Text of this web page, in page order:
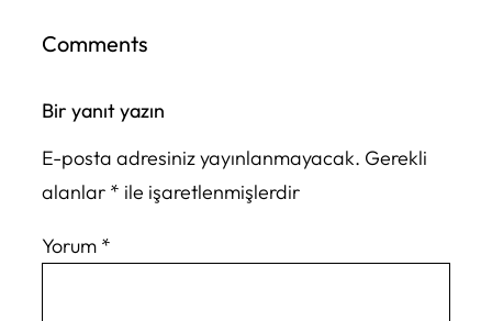
Comments
Bir yanıt yazın
E-posta adresiniz yayınlanmayacak. Gerekli
alanlar * ile işaretlenmişlerdir
Yorum *